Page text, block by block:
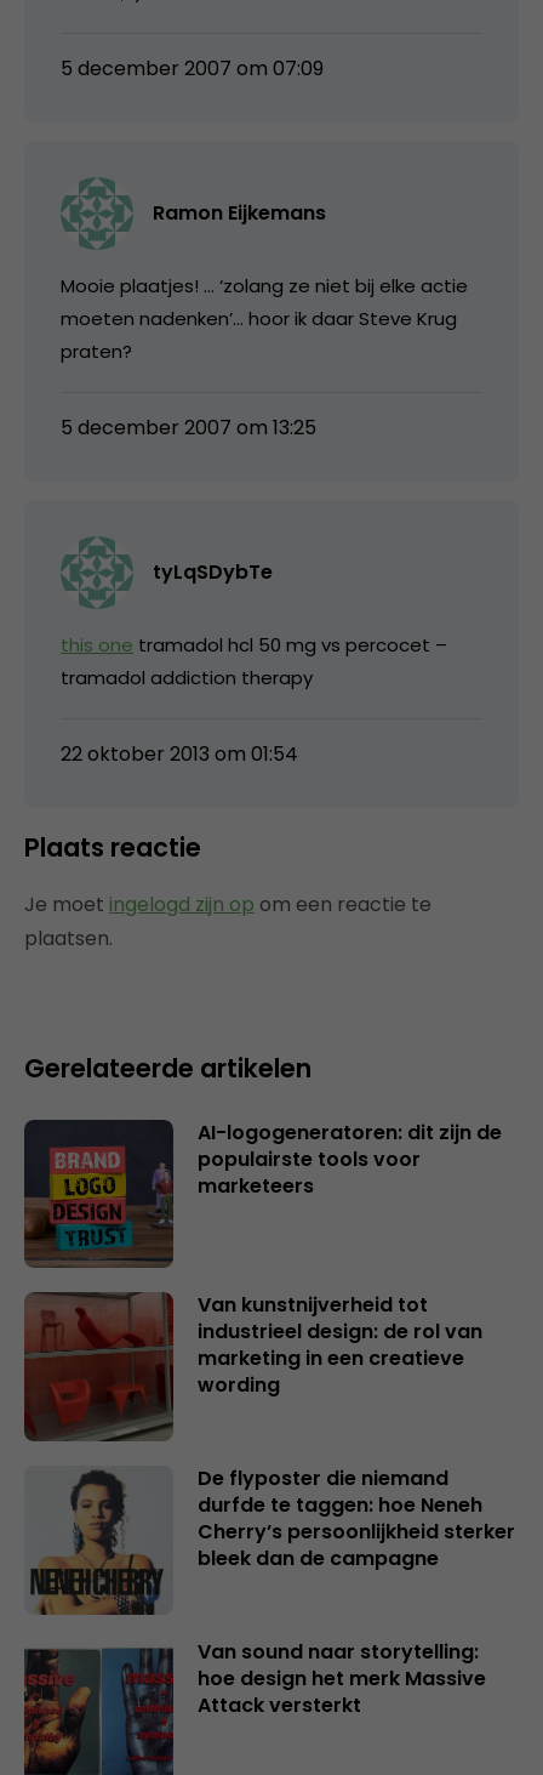
5 december 2007 om 07:09
Ramon Eijkemans
Mooie plaatjes! … ‘zolang ze niet bij elke actie
moeten nadenken’… hoor ik daar Steve Krug
praten?
5 december 2007 om 13:25
tyLqSDybTe
this one tramadol hcl 50 mg vs percocet –
tramadol addiction therapy
22 oktober 2013 om 01:54
Plaats reactie
Je moet ingelogd zijn op om een reactie te
plaatsen.
Gerelateerde artikelen
AI-logogeneratoren: dit zijn de
populairste tools voor
marketeers
Van kunstnijverheid tot
industrieel design: de rol van
marketing in een creatieve
wording
De flyposter die niemand
durfde te taggen: hoe Neneh
Cherry’s persoonlijkheid sterker
bleek dan de campagne
Van sound naar storytelling:
hoe design het merk Massive
Attack versterkt